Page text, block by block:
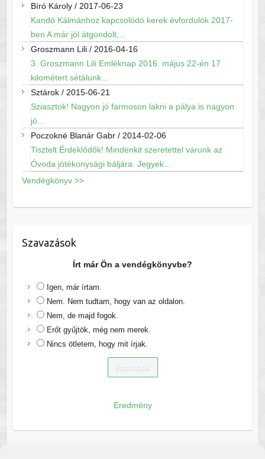
Bíró Károly/ 2017-06-23
Kandó Kálmánhoz kapcsolódó kerek évfordulók 2017-
ben A már jól átgondolt,...
Groszmann Lili/ 2016-04-16
3. Groszmann Lili Emléknap 2016. május 22-én 17
kilométert sétálunk...
Sztárok/ 2015-06-21
Sziasztok! Nagyon jó farmoson lakni a pálya is nagyon
jó...
Poczokné Blanár Gabr/ 2014-02-06
Tisztelt Érdeklődők! Mindenkit szeretettel várunk az
Óvoda jótékonysági báljára. Jegyek...
Vendégkönyv >>
Szavazások
Írt már Ön a vendégkönyvbe?
Igen, már írtam.
Nem. Nem tudtam, hogy van az oldalon.
Nem, de majd fogok.
Erőt gyűjtök, még nem merek.
Nincs ötletem, hogy mit írjak.
Eredmény